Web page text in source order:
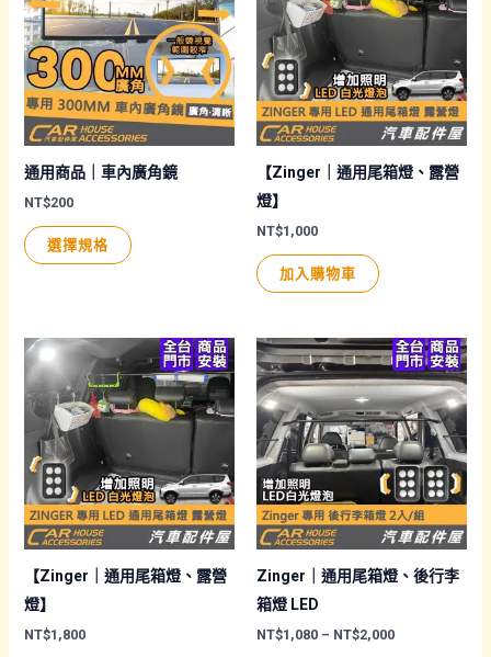
通用商品｜車內廣角鏡
NT$200
選擇規格
此
產
多
種
款
可
在
產
品
頁
【Zinger｜通用尾箱燈、露營
燈】
NT$1,000
加入購物車
【Zinger｜通用尾箱燈、露營
燈】
NT$1,800
Zinger｜通用尾箱燈、後行李
箱燈 LED
NT$1,080 – NT$2,000價